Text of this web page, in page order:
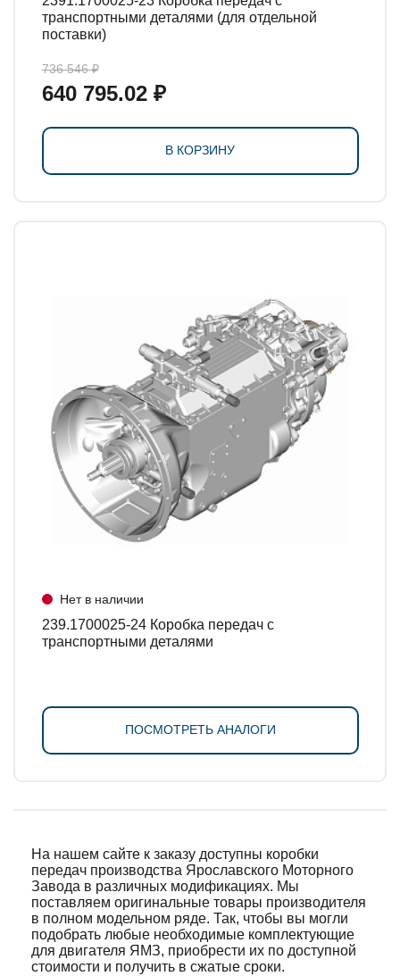
транспортными деталями (для отдельной
поставки)
736 546 ₽
640 795.02 ₽
В КОРЗИНУ
Нет в наличии
239.1700025-24 Коробка передач с
транспортными деталями
ПОСМОТРЕТЬ АНАЛОГИ
На нашем сайте к заказу доступны коробки
передач производства Ярославского Моторного
Завода в различных модификациях. Мы
поставляем оригинальные товары производителя
в полном модельном ряде. Так, чтобы вы могли
подобрать любые необходимые комплектующие
для двигателя ЯМЗ, приобрести их по доступной
стоимости и получить в сжатые сроки.